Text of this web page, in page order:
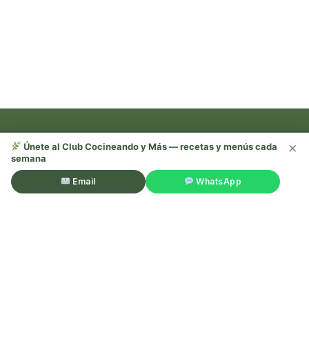
Recetas, trucos y mucho más —
¡sígueme en redes!
×
Únete al Club Cocineando y Más — recetas y menús cada
semana
Email WhatsApp